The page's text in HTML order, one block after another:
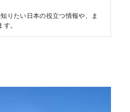
りたい日本の役立つ情報や、ま
。